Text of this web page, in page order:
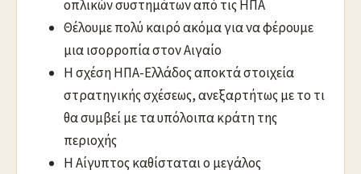
οπλικών συστημάτων από τις ΗΠΑ
Θέλουμε πολύ καιρό ακόμα για να φέρουμε
μια ισορροπία στον Αιγαίο
Η σχέση ΗΠΑ-Ελλάδος αποκτά στοιχεία
στρατηγικής σχέσεως, ανεξαρτήτως με το τι
θα συμβεί με τα υπόλοιπα κράτη της
περιοχής
Η Αίγυπτος καθίσταται ο μεγάλος